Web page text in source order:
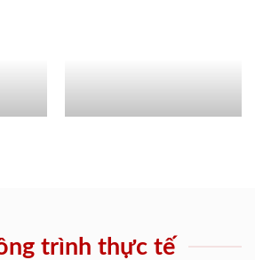
trình thực tế